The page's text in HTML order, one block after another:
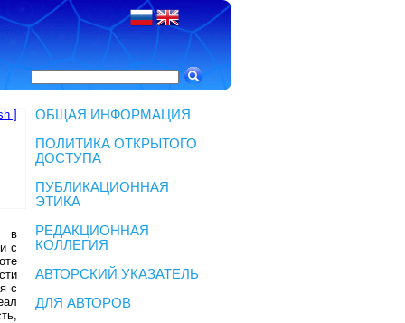
]
в
с
с
ОБЩАЯ ИНФОРМАЦИЯ
ПОЛИТИКА ОТКРЫТОГО
ДОСТУПА
ПУБЛИКАЦИОННАЯ
ЭТИКА
РЕДАКЦИОННАЯ
КОЛЛЕГИЯ
АВТОРСКИЙ УКАЗАТЕЛЬ
ДЛЯ АВТОРОВ